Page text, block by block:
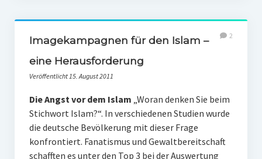
Social Media
PR-Theorie
PR-Ethik
PR-Literatur
PR-Studien
Gesellschaft & Medien
Imagekampagnen für den Islam –
eine Herausforderung
Veröffentlicht 15. August 2011
2
Die Angst vor dem Islam „Woran denken Sie beim
Stichwort Islam?“. In verschiedenen Studien wurde
die deutsche Bevölkerung mit dieser Frage
konfrontiert. Fanatismus und Gewaltbereitschaft
schafften es unter den Top 3 bei der Auswertung